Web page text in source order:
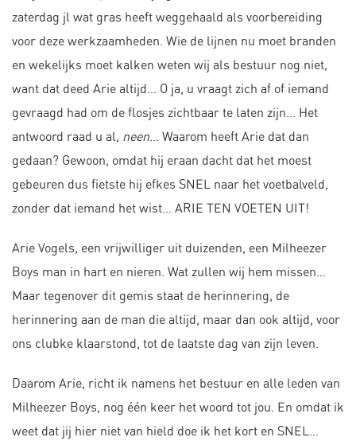
zaterdag jl wat gras heeft weggehaald als voorbereiding
voor deze werkzaamheden. Wie de lijnen nu moet branden
en wekelijks moet kalken weten wij als bestuur nog niet,
want dat deed Arie altijd… O ja, u vraagt zich af of iemand
gevraagd had om de flosjes zichtbaar te laten zijn… Het
antwoord raad u al, neen… Waarom heeft Arie dat dan
gedaan? Gewoon, omdat hij eraan dacht dat het moest
gebeuren dus fietste hij efkes SNEL naar het voetbalveld,
zonder dat iemand het wist… ARIE TEN VOETEN UIT!
Arie Vogels, een vrijwilliger uit duizenden, een Milheezer
Boys man in hart en nieren. Wat zullen wij hem missen…
Maar tegenover dit gemis staat de herinnering, de
herinnering aan de man die altijd, maar dan ook altijd, voor
ons clubke klaarstond, tot de laatste dag van zijn leven.
Daarom Arie, richt ik namens het bestuur en alle leden van
Milheezer Boys, nog één keer het woord tot jou. En omdat ik
weet dat jij hier niet van hield doe ik het kort en SNEL…